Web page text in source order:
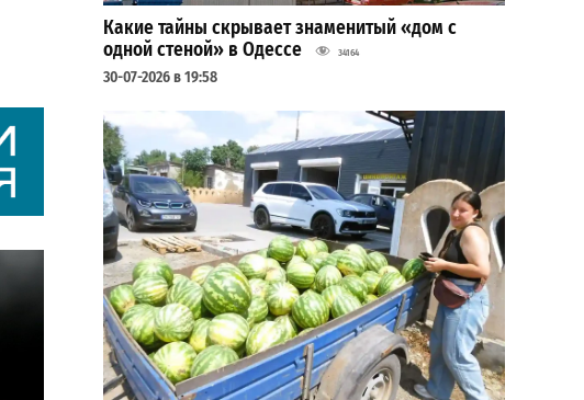
Какие тайны скрывает знаменитый «дом с
одной стеной» в Одессе
34164
30-07-2026 в 19:58